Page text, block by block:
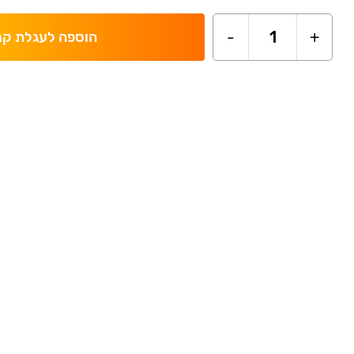
+
1
- הוספה לעגלת